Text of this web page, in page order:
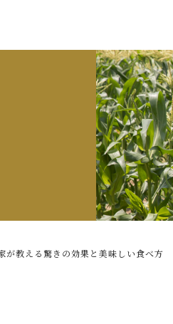
が教える驚きの効果と美味しい食べ方